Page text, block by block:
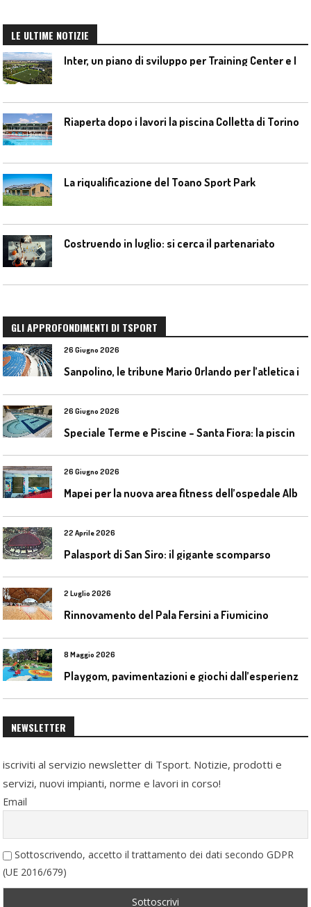
LE ULTIME NOTIZIE
Riaperta dopo i lavori la piscina Colletta di Torino
La riqualificazione del Toano Sport Park
Costruendo in luglio: si cerca il partenariato
GLI APPROFONDIMENTI DI TSPORT
26 Giugno 2026
26 Giugno 2026
26 Giugno 2026
22 Aprile 2026
Palasport di San Siro: il gigante scomparso
2 Luglio 2026
Rinnovamento del Pala Fersini a Fiumicino
8 Maggio 2026
NEWSLETTER
iscriviti al servizio newsletter di Tsport. Notizie, prodotti e
servizi, nuovi impianti, norme e lavori in corso!
Email
Sottoscrivendo, accetto il trattamento dei dati secondo GDPR
(UE 2016/679)